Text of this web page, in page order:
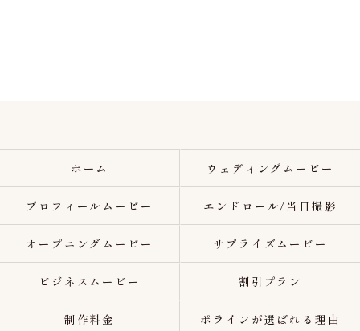
ホーム ウェディングムービー
プロフィールムービー エンドロール/当日撮影
オープニングムービー サプライズムービー
ビジネスムービー 割引プラン
制作料金 ポラインが選ばれる理由